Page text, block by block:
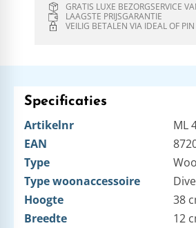
GRATIS LUXE BEZORGSERVICE
LAAGSTE PRIJSGARANTIE
VEILIG BETALEN VIA IDEAL OF PIN
Specificaties
Artikelnr
ML
EAN
Type
Type woonaccessoire
Hoogte
38
Breedte
12